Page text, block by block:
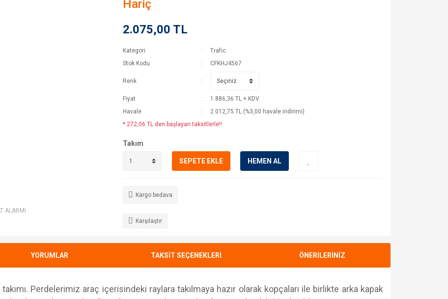
ALARMI
Hariç
2.075,00 TL
Kategori
Trafic
Stok Kodu
CFKHJ4567
Renk
Fiyat
1.886,36 TL + KDV
Havale
2.012,75 TL (%3,00 havale indirimi)
* 272,06 TL den başlayan taksitlerle!!
Takım
SEPETE EKLE HEMEN AL
Kargo bedava
Karşılaştır
YORUMLAR TAKSİT SEÇENEKLERİ ÖNERİLERİNİZ
Perdelerimiz araç içerisindeki raylara takılmaya hazır olarak kopçaları ile birlikte arka kapak